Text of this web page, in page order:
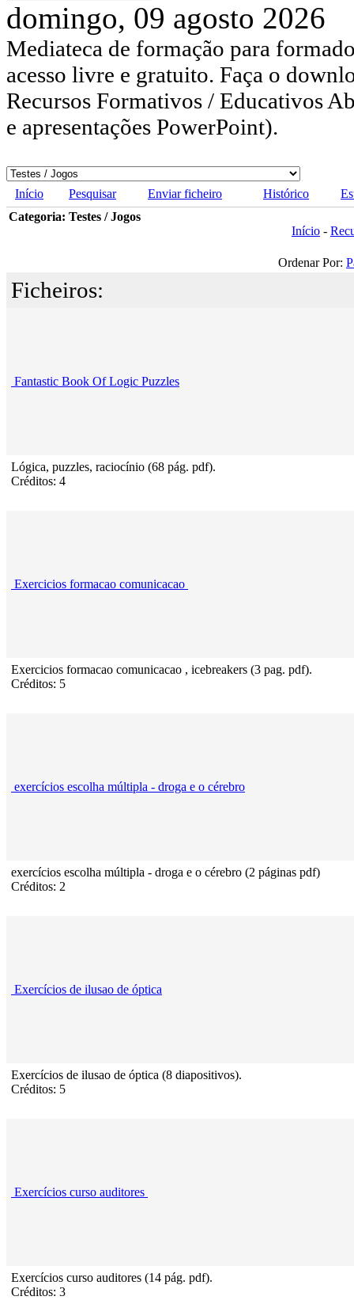
domingo, 09 agosto 2026
Mediateca de formação para
acesso livre e gratuito. Faça o
Recursos Formativos / Educativos
e apresentações PowerPoint).
Início Pesquisar Enviar ficheiro Histórico
Categoria: Testes / Jogos
Início -
Ordenar Por:
Ficheiros:
Fantastic Book Of Logic Puzzles
Lógica, puzzles, raciocínio (68 pág. pdf).
Créditos: 4
Exercicios formacao comunicacao
Exercicios formacao comunicacao , icebreakers (3 pag. pdf).
Créditos: 5
exercícios escolha múltipla - droga e o cérebro
exercícios escolha múltipla - droga e o cérebro (2 páginas pdf)
Créditos: 2
Exercícios de ilusao de óptica
Exercícios de ilusao de óptica (8 diapositivos).
Créditos: 5
Exercícios curso auditores
Exercícios curso auditores (14 pág. pdf).
Créditos: 3